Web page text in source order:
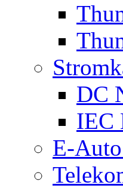
DC
IEC
E-